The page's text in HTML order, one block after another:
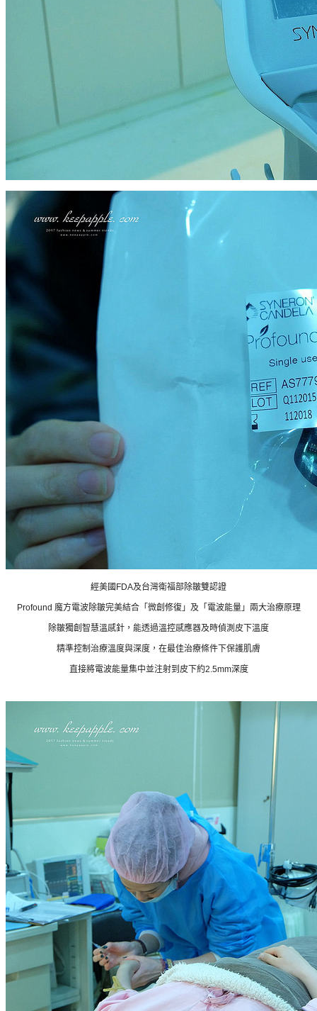
經美國FDA及台灣衛福部除皺雙認證
Profound 魔方電波除皺完美結合「微創修復」及「電波能量」兩大治療原理
除皺獨創智慧溫感針，能透過溫控感應器及時偵測皮下溫度
精準控制治療溫度與深度，在最佳治療條件下保護肌膚
直接將電波能量集中並注射到皮下約2.5mm深度